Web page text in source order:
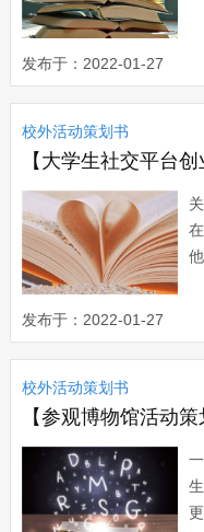
发布于：2022-01-27
校外活动策划书
发布于：2022-01-27
校外活动策划书
【参观博物馆活动